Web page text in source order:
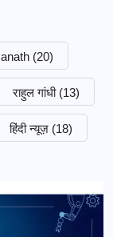
(20)
राहुल गांधी (13)
हिंदी न्यूज़ (18)